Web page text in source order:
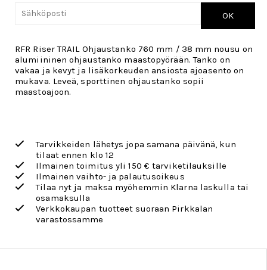
OK
RFR Riser TRAIL Ohjaustanko 760 mm / 38 mm nousu on
alumiininen ohjaustanko maastopyörään. Tanko on
vakaa ja kevyt ja lisäkorkeuden ansiosta ajoasento on
mukava. Leveä, sporttinen ohjaustanko sopii
maastoajoon.
Tarvikkeiden lähetys jopa samana päivänä, kun
tilaat ennen klo 12
Ilmainen toimitus yli 150 € tarviketilauksille
Ilmainen vaihto- ja palautusoikeus
Tilaa nyt ja maksa myöhemmin Klarna laskulla tai
osamaksulla
Verkkokaupan tuotteet suoraan Pirkkalan
varastossamme